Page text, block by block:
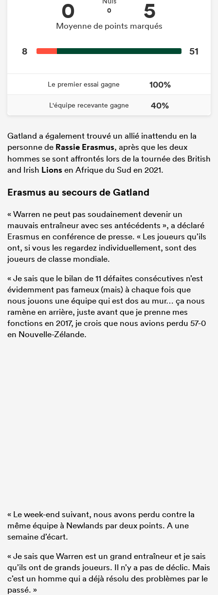
0 0 5
Moyenne de points marqués
8 51
Le premier essai gagne 100%
L'équipe recevante gagne 40%
Gatland a également trouvé un allié inattendu en la
personne de Rassie Erasmus, après que les deux
hommes se sont affrontés lors de la tournée des British
and Irish Lionsen Afrique du Sud en 2021.
Erasmus au secours de Gatland
« Warren ne peut pas soudainement devenir un
mauvais entraîneur avec ses antécédents », a déclaré
Erasmus en conférence de presse. « Les joueurs qu’ils
ont, si vous les regardez individuellement, sont des
joueurs de classe mondiale.
« Je sais que le bilan de 11 défaites consécutives n’est
évidemment pas fameux (mais) à chaque fois que
nous jouons une équipe qui est dos au mur… ça nous
ramène en arrière, juste avant que je prenne mes
fonctions en 2017, je crois que nous avions perdu 57-0
en Nouvelle-Zélande.
« Le week-end suivant, nous avons perdu contre la
même équipe à Newlands par deux points. A une
semaine d’écart.
« Je sais que Warren est un grand entraîneur et je sais
qu’ils ont de grands joueurs. Il n’y a pas de déclic. Mais
c’est un homme qui a déjà résolu des problèmes par le
passé. »